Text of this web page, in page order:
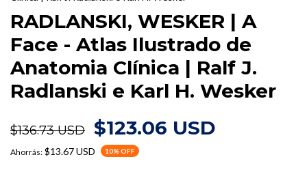
RADLANSKI, WESKER | A
Face - Atlas Ilustrado de
Anatomia Clínica | Ralf J.
Radlanski e Karl H. Wesker
$136.73 USD $123.06 USD
Ahorrás: $13.67 USD 10% OFF